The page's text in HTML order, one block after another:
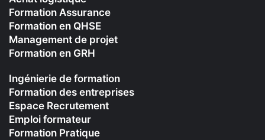
Formation Assurance
Formation en QHSE
Management de projet
Formation en GRH
Ingénierie de formation
Formation des entreprises
Espace Recrutement
Emploi formateur
Formation Pratique